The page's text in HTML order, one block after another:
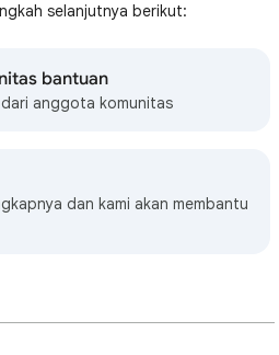
selanjutnya berikut:
bantuan
anggota komunitas
dan kami akan membantu